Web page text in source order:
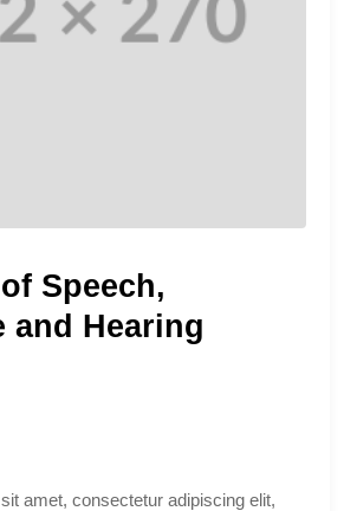
Speech,
and Hearing
amet, consectetur adipiscing elit,